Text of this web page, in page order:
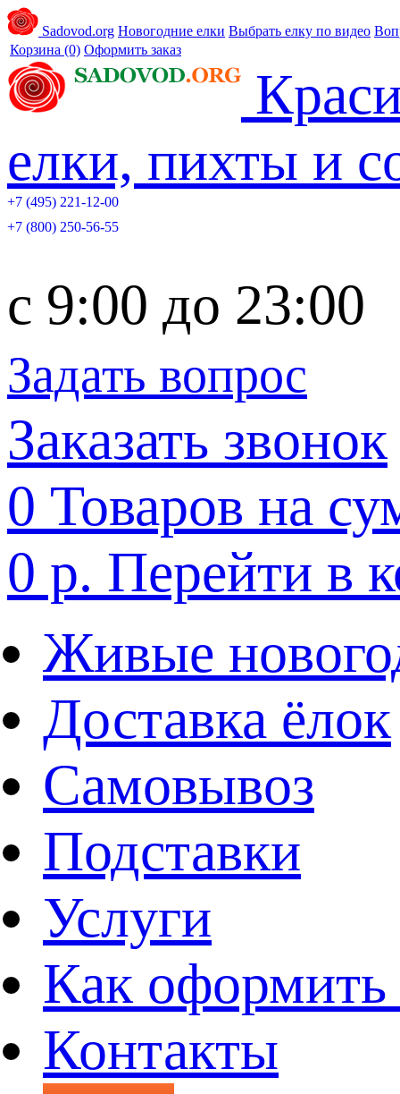
Sadovod.org Новогодние елки Выбрать елку по видео
Корзина (0) Оформить заказ
елки, пихты и
+7 (495) 221-12-00
+7 (800) 250-56-55
c 9:00 до 23:00
Задать вопрос
Заказать звонок
0 Товаров на
0 р. Перейти в
Живые
Доставка ёлок
Самовывоз
Подставки
Услуги
Как оформить
Контакты